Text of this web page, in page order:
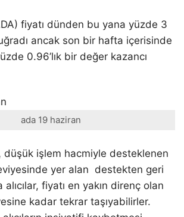
fiyatı dünden bu yana yüzde 3
ancak son bir hafta içerisinde
0.96’lık bir değer kazancı
ada 19 haziran
düşük işlem hacmiyle desteklenen
yer alan destekten geri
fiyatı en yakın direnç olan
kadar tekrar taşıyabilirler.